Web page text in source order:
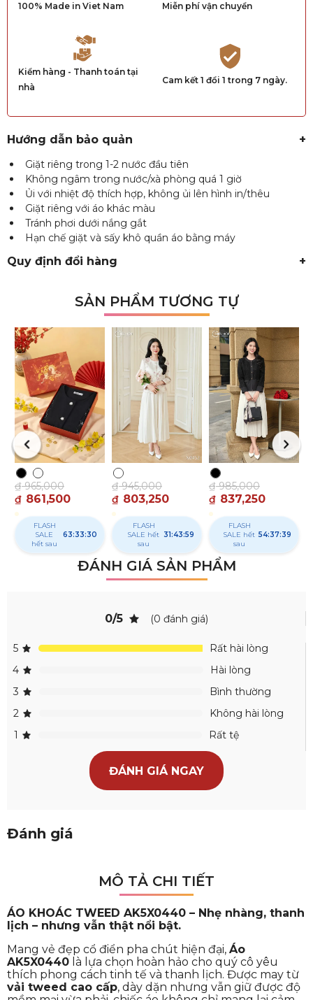
100% Made in Viet Nam Miễn phí vận chuyển
Kiểm hàng - Thanh toán tại
nhà
Cam kết 1 đổi 1 trong 7 ngày.
Hướng dẫn bảo quản +
Giặt riêng trong 1-2 nước đầu tiên
Không ngâm trong nước/xà phòng quá 1 giờ
Ủi với nhiệt độ thích hợp, không ủi lên hình in/thêu
Giặt riêng với áo khác màu
Tránh phơi dưới nắng gắt
Hạn chế giặt và sấy khô quần áo bằng máy
Quy định đổi hàng +
SẢN PHẨM TƯƠNG TỰ
₫ 861,500
₫965,000
FLASH
SALE hết
sau
63:33:29
₫ 803,250
₫945,000
FLASH
SALE hết
sau
31:43:58
₫ 837,250
₫985,000
FLASH
SALE hết
sau
54:37:38
ĐÁNH GIÁ SẢN PHẨM
(0 đánh giá)
0/5
5
Rất hài lòng
4
Hài lòng
3
Bình thường
2
Không hài lòng
1
Rất tệ
ĐÁNH GIÁ NGAY
Đánh giá
MÔ TẢ CHI TIẾT
ÁO KHOÁC TWEED AK5X0440 – Nhẹ nhàng, thanh
lịch – nhưng vẫn thật nổi bật.
Mang vẻ đẹp cổ điển pha chút hiện đại, Áo
AK5X0440 là lựa chọn hoàn hảo cho quý cô yêu
thích phong cách tinh tế và thanh lịch. Được may từ
vải tweed cao cấp, dày dặn nhưng vẫn giữ được độ